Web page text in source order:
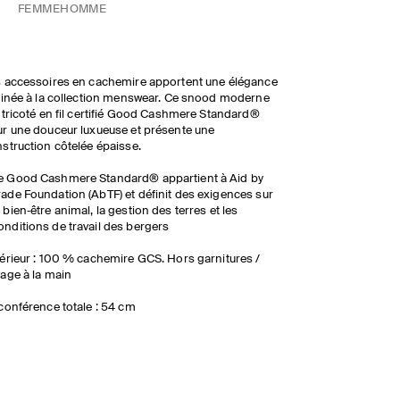
FEMMEHOMME
accessoires en cachemire apportent une élégance
à la collection menswear. Ce snood moderne
tricoté en fil certifié Good Cashmere Standard®
une douceur luxueuse et présente une
côtelée épaisse.
Good Cashmere Standard® appartient à Aid by
Foundation (AbTF) et définit des exigences sur
bien‑être animal, la gestion des terres et les
de travail des bergers
: 100 % cachemire GCS. Hors garnitures /
à la main
totale : 54 cm